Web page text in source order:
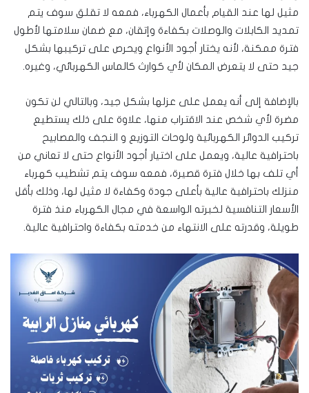
مثيل لها عند القيام بأعمال الكهرباء، فمعه لا تقلق سوف يتم
تمديد الكابلات والوصلات بكفاءة وإتقان، مع ضمان سلامتها لأطول
فترة ممكنة، لأنه يختار أجود الأنواع ويحرص على تركيبها بشكل
جيد حتى لا يتعرض المكان لأي كوارث كالماس الكهربائي، وغيره.
بالإضافة إلى أنه يعمل على عزلها بشكل جيد، وبالتالي لن تكون
مضرة لأي شخص عند الاقتراب منها، علاوة على ذلك يستطيع
تركيب الدوائر الكهربائية ولوحات التوزيع و النجف والمصابيح
باحترافية عالية، ويعمل على اختيار أجود الأنواع حتى لا تعاني من
أي تلف بها خلال فترة قصيرة، فمعه سوف يتم تشطيب كهرباء
منزلك باحترافية عالية بأعلى جودة وكفاءة لا مثيل لها، وذلك بأقل
الأسعار التنافسية لخبرته الواسعة في مجال الكهرباء منذ فترة
طويلة، وقدرته على الانتهاء من خدمته بكفاءة واحترافية عالية.